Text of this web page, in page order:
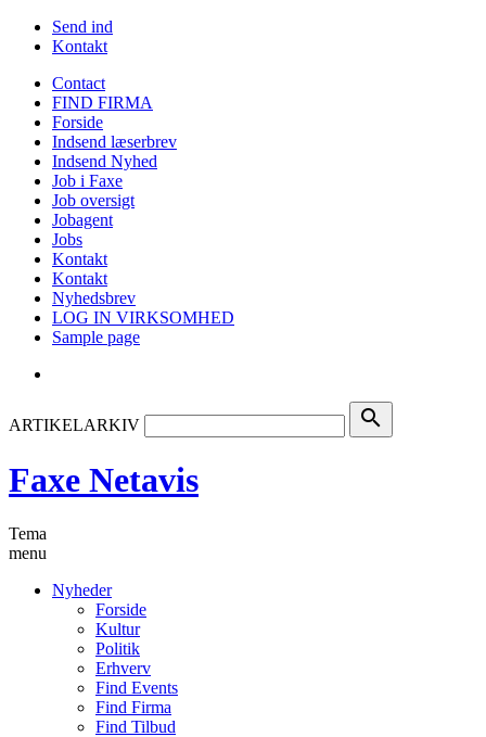
Send ind
Kontakt
Contact
FIND FIRMA
Forside
Indsend læserbrev
Indsend Nyhed
Job i Faxe
Job oversigt
Jobagent
Jobs
Kontakt
Kontakt
Nyhedsbrev
LOG IN VIRKSOMHED
Sample page
ARTIKELARKIV search
Faxe Netavis
Tema
menu
Nyheder
Forside
Kultur
Politik
Erhverv
Find Events
Find Firma
Find Tilbud